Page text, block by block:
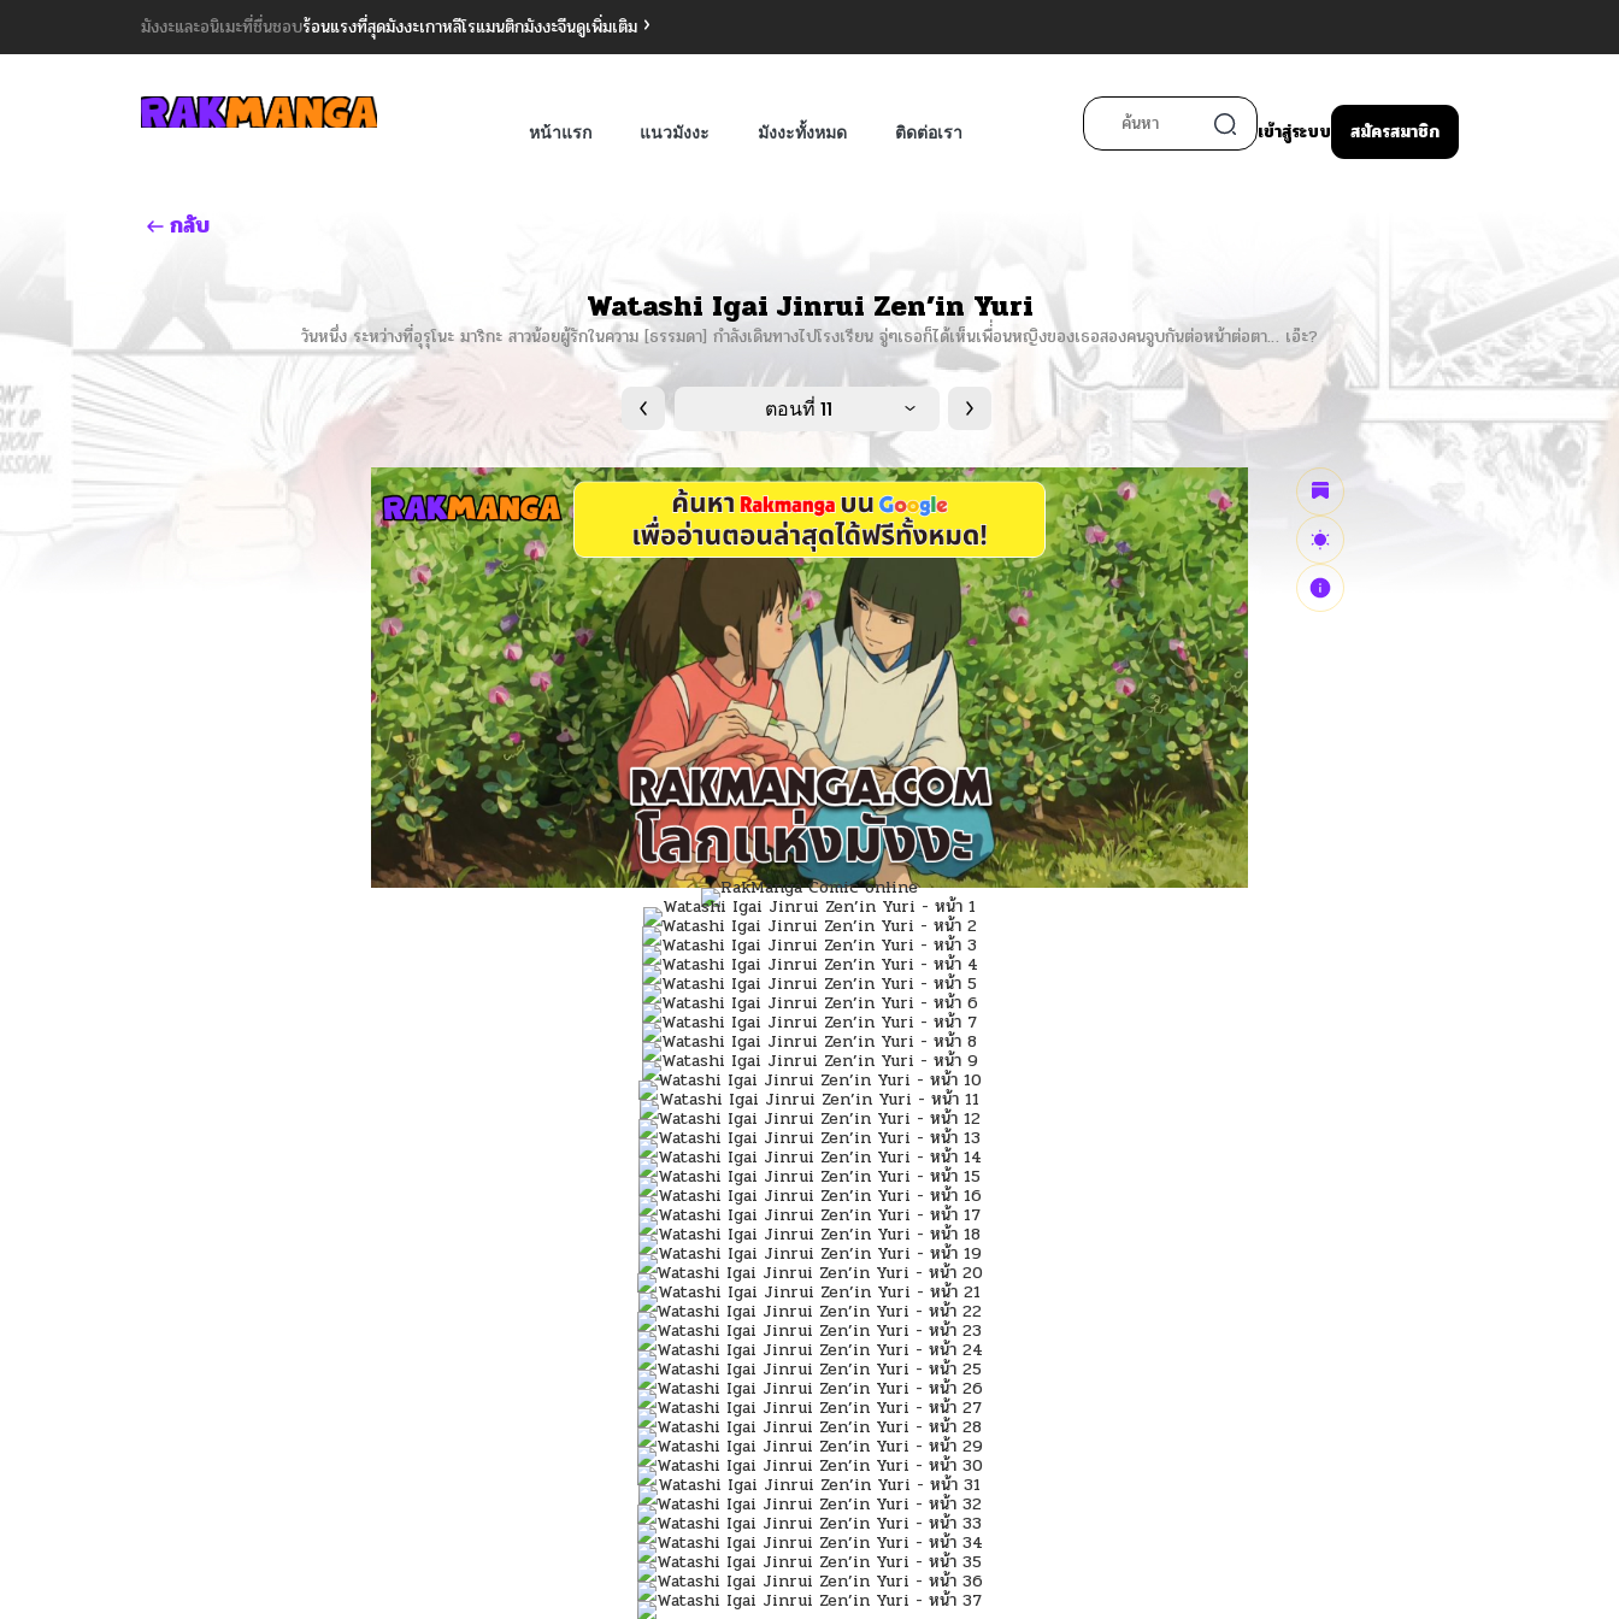
มังงะและอนิเมะที่ชื่นชอบร้อนแรงที่สุดมังงะเกาหลีโรแมนติกมังงะจีนดูเพิ่มเติม
หน้าแรก แนวมังงะ มังงะทั้งหมด ติดต่อเรา เข้าสู่ระบบ สมัครสมาชิก
กลับ
Watashi Igai Jinrui Zen’in Yuri
วันหนึ่ง ระหว่างที่อุรุโนะ มาริกะ สาวน้อยผู้รักในความ [ธรรมดา] กำลังเดินทางไปโรงเรียน จู่ๆเธอก็ได้เห็นเพื่่อนหญิงของเธอสองคนจูบกันต่อหน้าต่อตา… เอ๊ะ?
ตอนที่ 11